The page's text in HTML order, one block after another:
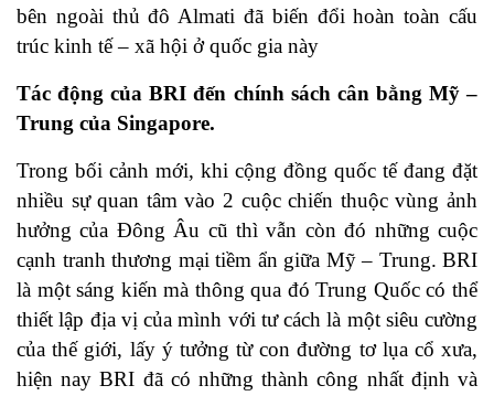
bên ngoài thủ đô Almati đã biến đổi hoàn toàn cấu
trúc kinh tế – xã hội ở quốc gia này
Tác động của BRI đến chính sách cân bằng Mỹ –
Trung của Singapore.
Trong bối cảnh mới, khi cộng đồng quốc tế đang đặt
nhiều sự quan tâm vào 2 cuộc chiến thuộc vùng ảnh
hưởng của Đông Âu cũ thì vẫn còn đó những cuộc
cạnh tranh thương mại tiềm ẩn giữa Mỹ – Trung. BRI
là một sáng kiến mà thông qua đó Trung Quốc có thể
thiết lập địa vị của mình với tư cách là một siêu cường
của thế giới, lấy ý tưởng từ con đường tơ lụa cổ xưa,
hiện nay BRI đã có những thành công nhất định và